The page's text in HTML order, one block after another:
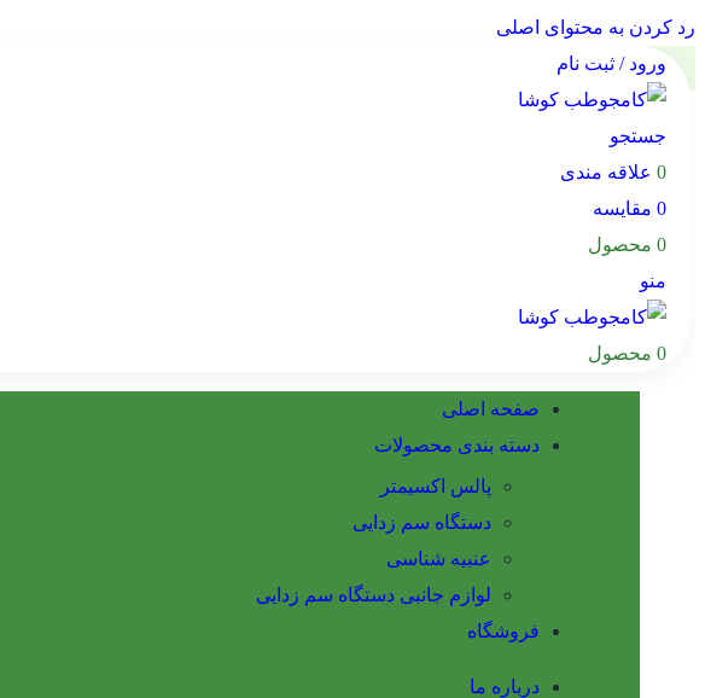
رد کردن به محتوای اصلی
ورود / ثبت نام
جستجو
0 علاقه مندی
0 مقایسه
0 محصول
منو
0 محصول
صفحه اصلی
دسته بندی محصولات
پالس اکسیمتر
دستگاه سم زدایی
عنبیه شناسی
لوازم جانبی دستگاه سم زدایی
فروشگاه
درباره ما